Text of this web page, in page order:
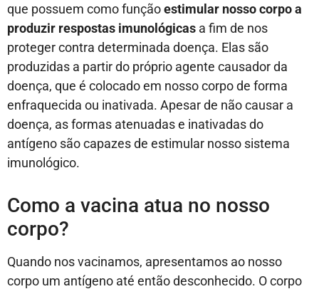
que possuem como funçãoestimular nosso corpo a
produzir respostas imunológicas a fim de nos
proteger contra determinada doença. Elas são
produzidas a partir do próprio agente causador da
doença, que é colocado em nosso corpo de forma
enfraquecida ou inativada. Apesar de não causar a
doença, as formas atenuadas e inativadas do
antígeno são capazes de estimular nosso sistema
imunológico.
Como a vacina atua no nosso
corpo?
Quando nos vacinamos, apresentamos ao nosso
corpo um antígeno até então desconhecido. O corpo